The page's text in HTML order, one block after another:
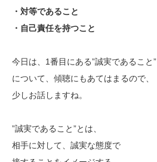
・対等であること
・自己責任を持つこと
今日は、1番目にある”誠実であること”
について、傾聴にもあてはまるので、
少しお話しますね。
”誠実であること”とは、
相手に対して、誠実な態度で